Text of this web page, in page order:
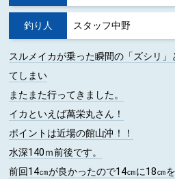
釣り人 スタッフ中野
スルメイカが乗った瞬間の「ズシリ
てしまい
またまた行ってきました。
イカといえば萬栄丸さん！
ポイントは近場の館山沖！！
水深140ｍ前後です。
前回14㎝が良かったので14㎝に18㎝